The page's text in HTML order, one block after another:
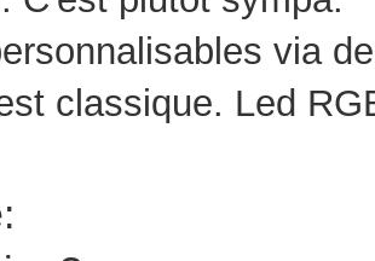
via
classique. Led